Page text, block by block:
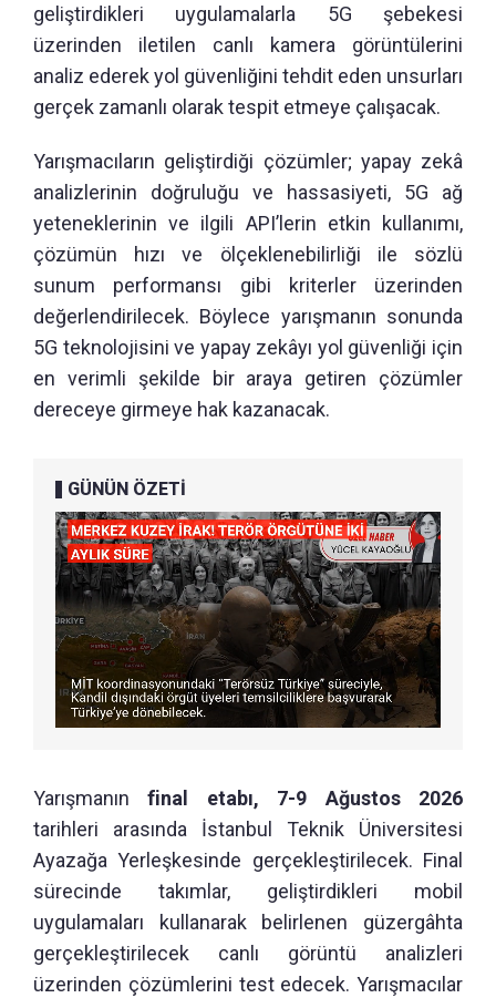
geliştirdikleri uygulamalarla 5G şebekesi
üzerinden iletilen canlı kamera görüntülerini
analiz ederek yol güvenliğini tehdit eden unsurları
gerçek zamanlı olarak tespit etmeye çalışacak.
Yarışmacıların geliştirdiği çözümler; yapay zekâ
analizlerinin doğruluğu ve hassasiyeti, 5G ağ
yeteneklerinin ve ilgili API’lerin etkin kullanımı,
çözümün hızı ve ölçeklenebilirliği ile sözlü
sunum performansı gibi kriterler üzerinden
değerlendirilecek. Böylece yarışmanın sonunda
5G teknolojisini ve yapay zekâyı yol güvenliği için
en verimli şekilde bir araya getiren çözümler
dereceye girmeye hak kazanacak.
GÜNÜN ÖZETİ
Yarışmanınfinal etabı, 7-9 Ağustos 2026
tarihleri arasında İstanbul Teknik Üniversitesi
Ayazağa Yerleşkesinde gerçekleştirilecek. Final
sürecinde takımlar, geliştirdikleri mobil
uygulamaları kullanarak belirlenen güzergâhta
gerçekleştirilecek canlı görüntü analizleri
üzerinden çözümlerini test edecek. Yarışmacılar